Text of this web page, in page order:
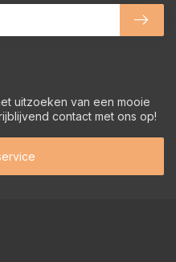
uitzoeken van een mooie
contact met ons op!